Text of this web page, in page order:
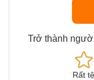
Trở thành
Rất tệ